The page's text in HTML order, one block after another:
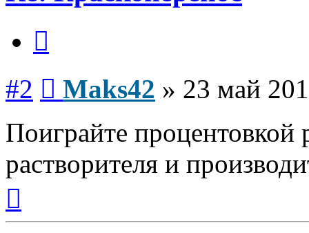
#2 Maks42 » 23 май
Поиграйте процентовкой
растворителя и
началу